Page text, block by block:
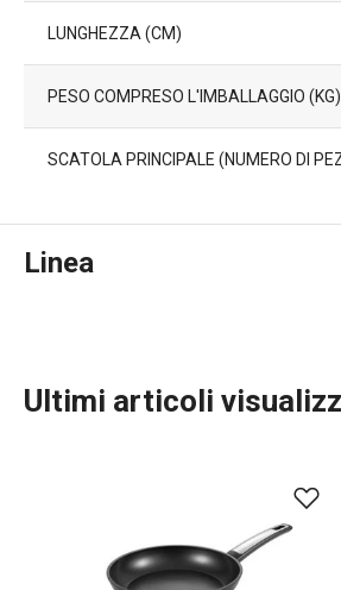
LUNGHEZZA (CM)
PESO COMPRESO L'IMBALLAGGIO (KG)
SCATOLA PRINCIPALE (NUMERO DI
Linea
Ultimi articoli